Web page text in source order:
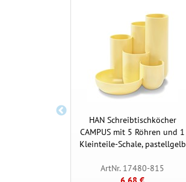
HAN Schreibtischköcher
CAMPUS mit 5 Röhren und 1
Kleinteile-Schale, pastellgelb
ArtNr. 17480-815